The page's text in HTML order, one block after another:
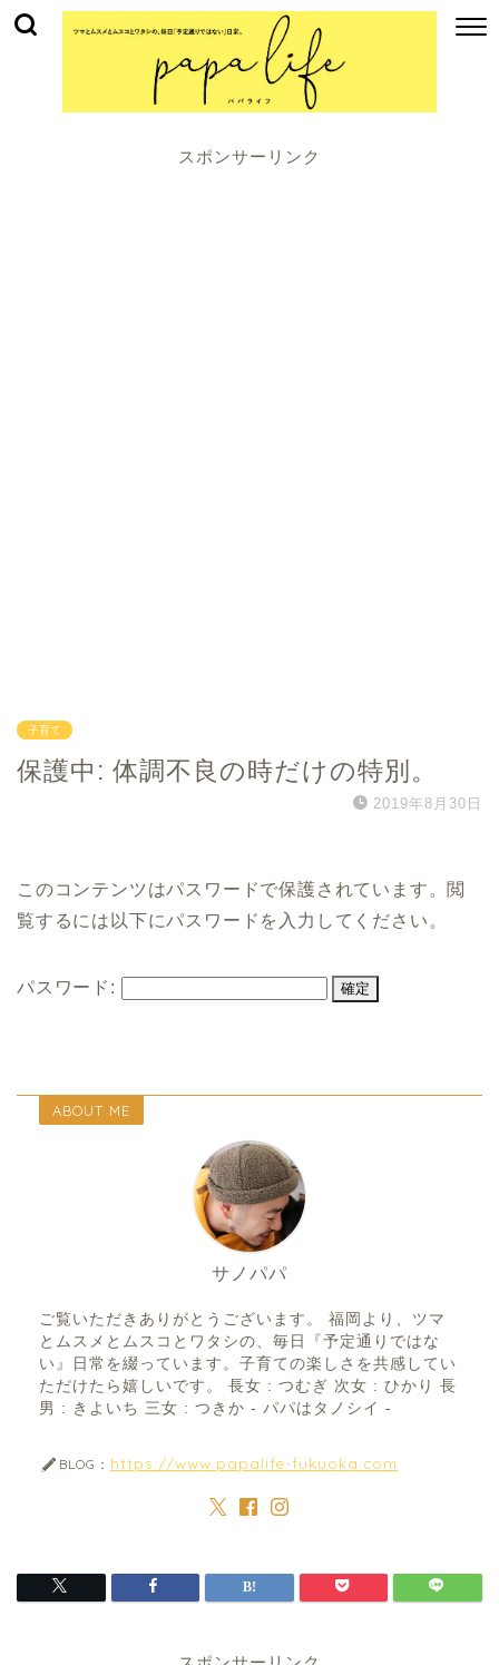
スポンサーリンク
子育て
保護中: 体調不良の時だけの特別。
2019年8月30日
このコンテンツはパスワードで保護されています。閲
覧するには以下にパスワードを入力してください。
パスワード:
ABOUT ME
サノパパ
ご覧いただきありがとうございます。 福岡より、ツマ
とムスメとムスコとワタシの、毎日『予定通りではな
い』日常を綴っています。子育ての楽しさを共感してい
ただけたら嬉しいです。 長女 : つむぎ 次女 : ひかり 長
男 : きよいち 三女 : つきか - パパはタノシイ -
BLOG： https://www.papalife-fukuoka.com